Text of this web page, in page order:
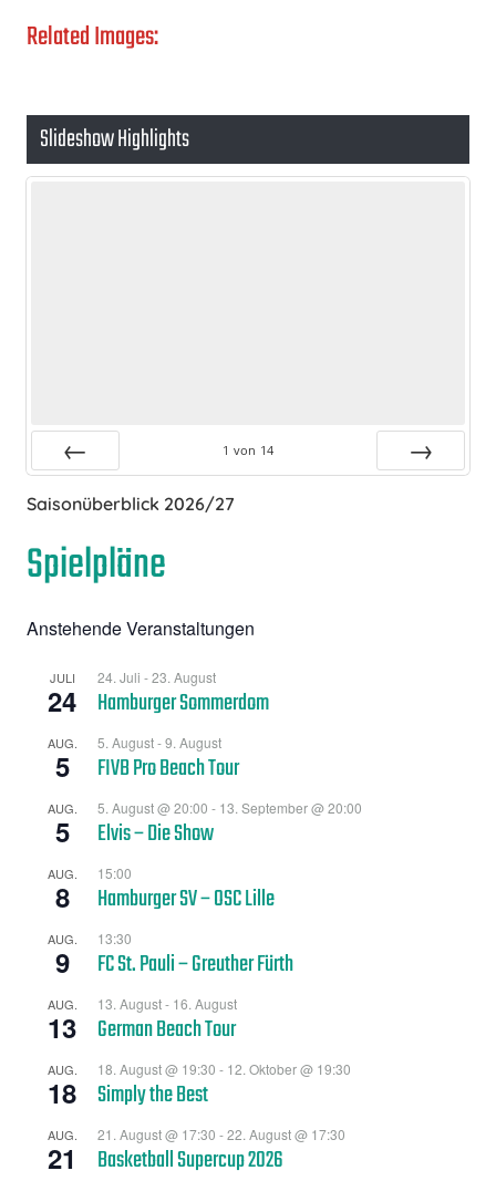
Related Images:
Slideshow Highlights
1 von 14
Saisonüberblick 2026/27
Spielpläne
Anstehende Veranstaltungen
JULI
24
24. Juli -23. August
Hamburger Sommerdom
AUG.
5
5. August-9. August
FIVB Pro Beach Tour
AUG.
5
5. August @ 20:00 - 13. September @ 20:00
Elvis – Die Show
AUG.
8
15:00
Hamburger SV – OSC Lille
AUG.
9
13:30
FC St. Pauli – Greuther Fürth
AUG.
13
13. August- 16. August
German Beach Tour
AUG.
18
18. August @ 19:30 - 12. Oktober @ 19:30
Simply the Best
AUG.
21
21. August @ 17:30 -22. August @ 17:30
Basketball Supercup 2026